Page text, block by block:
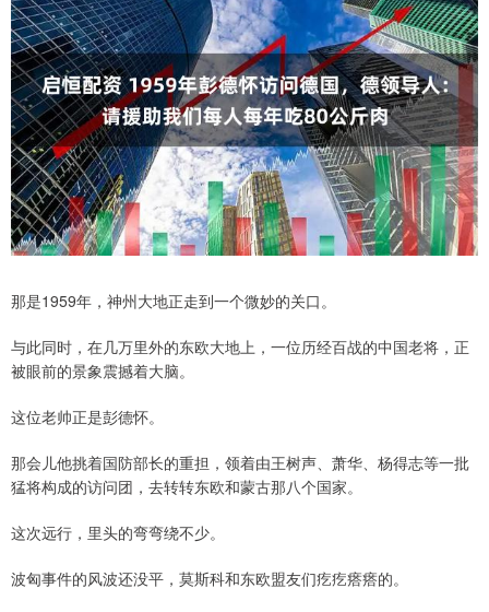
那是1959年，神州大地正走到一个微妙的关口。
与此同时，在几万里外的东欧大地上，一位历经百战的中国老将，正
被眼前的景象震撼着大脑。
这位老帅正是彭德怀。
那会儿他挑着国防部长的重担，领着由王树声、萧华、杨得志等一批
猛将构成的访问团，去转转东欧和蒙古那八个国家。
这次远行，里头的弯弯绕不少。
波匈事件的风波还没平，莫斯科和东欧盟友们疙疙瘩瘩的。